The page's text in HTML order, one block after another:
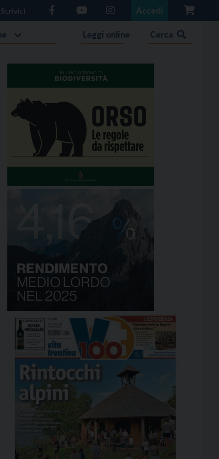
Scrivici Accedi
Leggi online Cerca